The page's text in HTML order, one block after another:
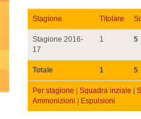
Stagione Titolare
Stagione 2016-
17
1 5
Totale 1 5
Per stagione Squadra inziale
Ammonizioni
Espulsioni